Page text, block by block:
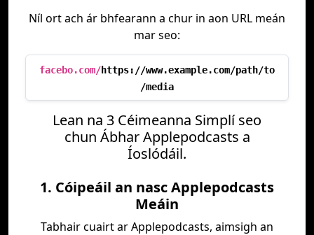
Níl ort ach ár bhfearann a chur in aon URL meán
mar seo:
facebo.com/https://www.example.com/path/to
/media
Lean na 3 Céimeanna Simplí seo
chun Ábhar Applepodcasts a
Íoslódáil.
1. Cóipeáil an nasc Applepodcasts
Meáin
Tabhair cuairt ar Applepodcasts, aimsigh an